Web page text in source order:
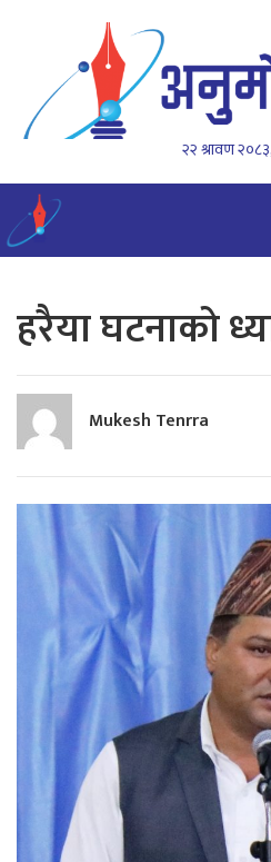
२२ श्रावण
हरैया घटनाको
Mukesh Tenrra